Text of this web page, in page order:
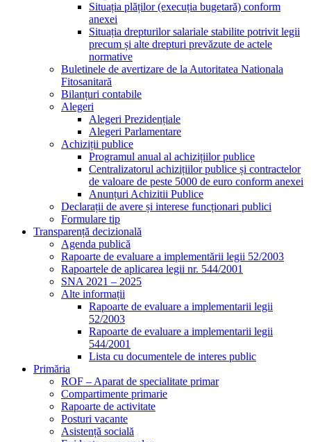
Situația plăților (execuția bugetară) conform
anexei
Situația drepturilor salariale stabilite potrivit legii
precum și alte drepturi prevăzute de actele
normative
Buletinele de avertizare de la Autoritatea Nationala
Fitosanitară
Bilanțuri contabile
Alegeri
Alegeri Prezidențiale
Alegeri Parlamentare
Achiziții publice
Programul anual al achizițiilor publice
Centralizatorul achizițiilor publice și contractelor
de valoare de peste 5000 de euro conform anexei
Anunțuri Achizitii Publice
Declarații de avere și interese funcționari publici
Formulare tip
Transparență decizională
Agenda publică
Rapoarte de evaluare a implementării legii 52/2003
Rapoartele de aplicarea legii nr. 544/2001
SNA 2021 – 2025
Alte informații
Rapoarte de evaluare a implementarii legii
52/2003
Rapoarte de evaluare a implementarii legii
544/2001
Lista cu documentele de interes public
Primăria
ROF – Aparat de specialitate primar
Compartimente primarie
Rapoarte de activitate
Posturi vacante
Asistență socială